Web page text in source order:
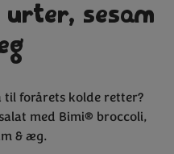
urter, sesam
forårets kolde retter?
med Bimi® broccoli,
& æg.